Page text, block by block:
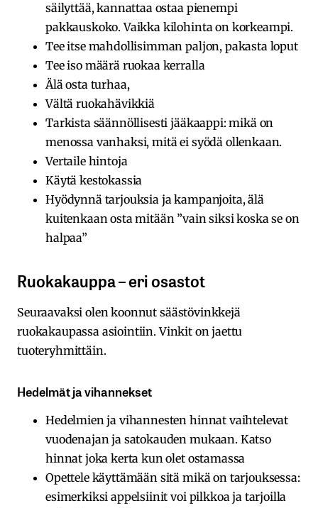
säilyttää, kannattaa ostaa pienempi
pakkauskoko. Vaikka kilohinta on korkeampi.
Tee itse mahdollisimman paljon, pakasta loput
Tee iso määrä ruokaa kerralla
Älä osta turhaa,
Vältä ruokahävikkiä
Tarkista säännöllisesti jääkaappi: mikä on
menossa vanhaksi, mitä ei syödä ollenkaan.
Vertaile hintoja
Käytä kestokassia
Hyödynnä tarjouksia ja kampanjoita, älä
kuitenkaan osta mitään ”vain siksi koska se on
halpaa”
Ruokakauppa – eri osastot
Seuraavaksi olen koonnut säästövinkkejä
ruokakaupassa asiointiin. Vinkit on jaettu
tuoteryhmittäin.
Hedelmät ja vihannekset
Hedelmien ja vihannesten hinnat vaihtelevat
vuodenajan ja satokauden mukaan. Katso
hinnat joka kerta kun olet ostamassa
Opettele käyttämään sitä mikä on tarjouksessa:
esimerkiksi appelsiinit voi pilkkoa ja tarjoilla